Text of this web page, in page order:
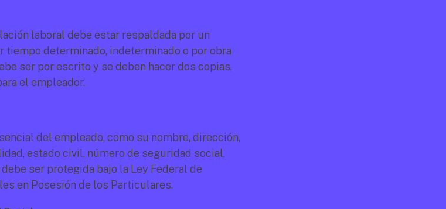
laboral debe estar respaldada por un
tiempo determinado, indeterminado o por obra
ser por escrito y se deben hacer dos copias,
el empleador.
del empleado, como su nombre, dirección,
estado civil, número de seguridad social,
ser protegida bajo la Ley Federal de
en Posesión de los Particulares.